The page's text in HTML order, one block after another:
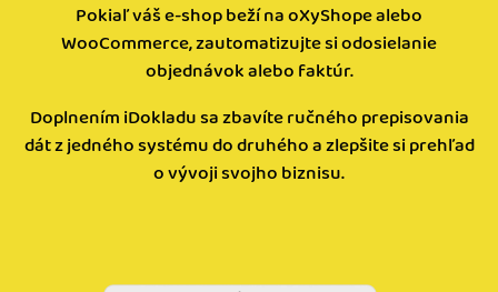
Pokiaľ váš e-shop beží na oXyShope alebo
WooCommerce, zautomatizujte si odosielanie
objednávok alebo faktúr.
Doplnením iDokladu sa zbavíte ručného prepisovania
dát z jedného systému do druhého a zlepšite si prehľad
o vývoji svojho biznisu.